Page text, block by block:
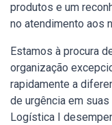
produtos e um
no atendimento aos
Estamos à procura
organização
rapidamente a
de urgência em
Logística I